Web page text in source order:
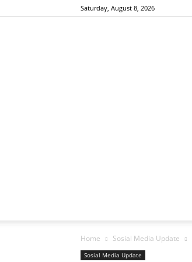
Saturday, August 8, 2026
Home Sosial Media Update
Sosial Media Update